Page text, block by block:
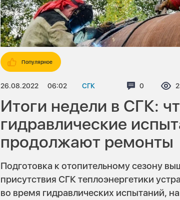
Популярное
26.08.2022 06:02 СГК 0
Итоги недели в СГК:
гидравлические
продолжают ремонты
Подготовка к отопительному сезону
присутствия СГК теплоэнергетики
во время гидравлических испытаний,